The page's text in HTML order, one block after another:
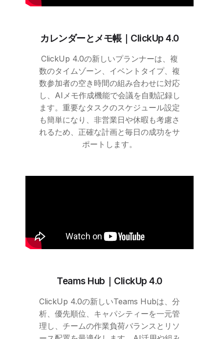
カレンダーとメモ帳｜ ClickUp 4.0
ClickUp 4.0の新しいプランナーは、複
数のタイムゾーン、イベントタイプ、複
数参加者の空き時間の組み合わせに対応
し、AIメモ作成機能で会議を自動記録し
ます。重要なタスクのスケジュール設定
も簡単になり、非営業日や休暇も考慮さ
れるため、正確な計画と毎日の成功をサ
ポートします。
Teams Hub｜ ClickUp 4.0
ClickUp 4.0の新しいTeams Hubは、分
析、優先順位、キャパシティーを一元管
理し、チームの作業負荷バランスとリソ